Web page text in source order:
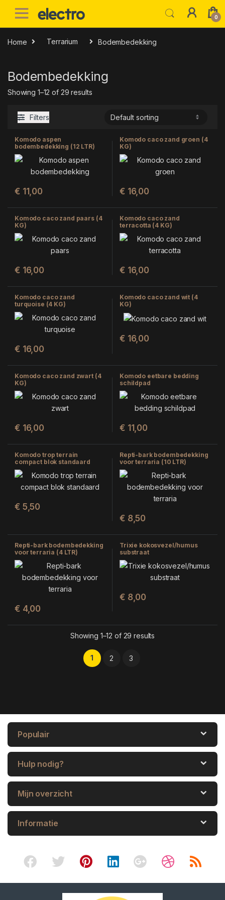
0
Home Terrarium Bodembedekking
Bodembedekking
Showing 1–12 of 29 results
Filters
Komodo aspen
bodembedekking (12 LTR)
€ 11,00
Komodo caco zand groen (4
KG)
€ 16,00
Komodo caco zand paars (4
KG)
€ 16,00
Komodo caco zand
terracotta (4 KG)
€ 16,00
Komodo caco zand
turquoise (4 KG)
€ 16,00
Komodo caco zand wit (4
KG)
€ 16,00
Komodo caco zand zwart (4
KG)
€ 16,00
Komodo eetbare bedding
schildpad
€ 11,00
Komodo trop terrain
compact blok standaard
(MEDIUM)
€ 5,50
Repti-bark bodembedekking
voor terraria (10 LTR)
€ 8,50
Repti-bark bodembedekking
voor terraria (4 LTR)
€ 4,00
Trixie kokosvezel/humus
substraat
€ 8,00
Showing 1–12 of 29 results
1 2 3
Populair
Hulp nodig?
Mijn overzicht
Informatie